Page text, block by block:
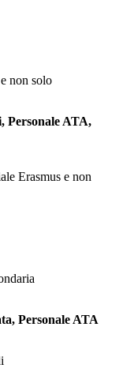
non solo
Personale ATA,
Erasmus e non
Personale ATA